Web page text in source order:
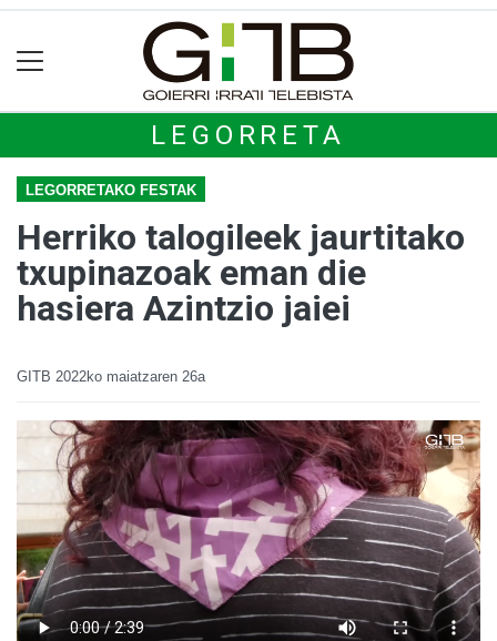
LEGORRETA
LEGORRETAKO FESTAK
Herriko talogileek jaurtitako
txupinazoak eman die
hasiera Azintzio jaiei
GITB 2022ko maiatzaren 26a